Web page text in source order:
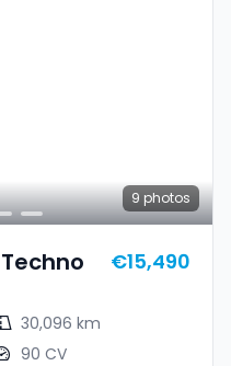
9 photos
€15,490
30,096 km
90 CV